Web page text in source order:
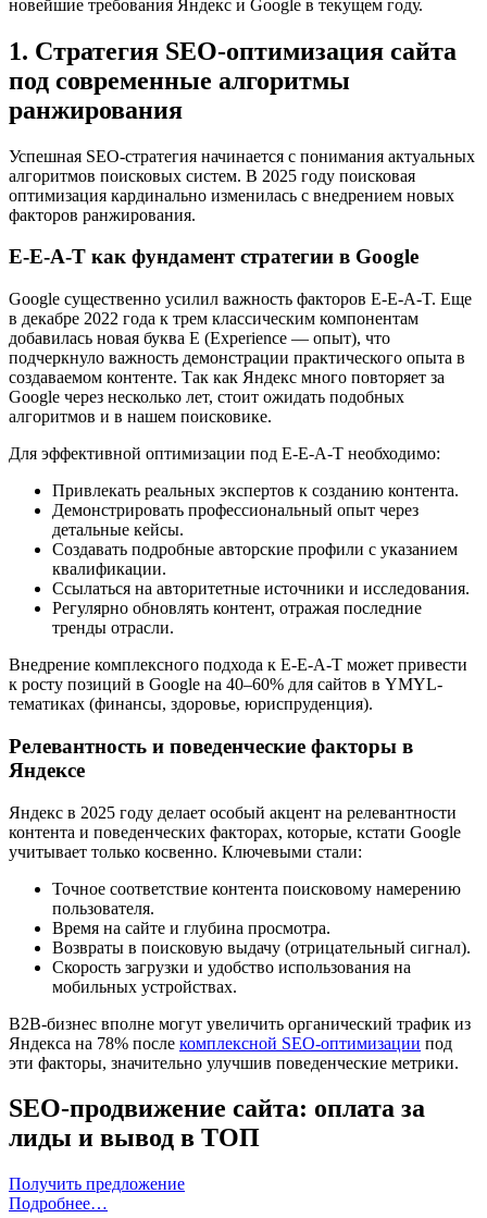
новейшие требования Яндекс и Google в текущем году.
1. Стратегия SEO-оптимизация сайта
под современные алгоритмы
ранжирования
Успешная SEO-стратегия начинается с понимания актуальных
алгоритмов поисковых систем. В 2025 году поисковая
оптимизация кардинально изменилась с внедрением новых
факторов ранжирования.
E-E-A-T как фундамент стратегии в Google
Google существенно усилил важность факторов E-E-A-T. Еще
в декабре 2022 года к трем классическим компонентам
добавилась новая буква E (Experience — опыт), что
подчеркнуло важность демонстрации практического опыта в
создаваемом контенте. Так как Яндекс много повторяет за
Google через несколько лет, стоит ожидать подобных
алгоритмов и в нашем поисковике.
Для эффективной оптимизации под E-E-A-T необходимо:
Привлекать реальных экспертов к созданию контента.
Демонстрировать профессиональный опыт через
детальные кейсы.
Создавать подробные авторские профили с указанием
квалификации.
Ссылаться на авторитетные источники и исследования.
Регулярно обновлять контент, отражая последние
тренды отрасли.
Внедрение комплексного подхода к E-E-A-T может привести
к росту позиций в Google на 40–60% для сайтов в YMYL-
тематиках (финансы, здоровье, юриспруденция).
Релевантность и поведенческие факторы в
Яндексе
Яндекс в 2025 году делает особый акцент на релевантности
контента и поведенческих факторах, которые, кстати Google
учитывает только косвенно. Ключевыми стали:
Точное соответствие контента поисковому намерению
пользователя.
Время на сайте и глубина просмотра.
Возвраты в поисковую выдачу (отрицательный сигнал).
Скорость загрузки и удобство использования на
мобильных устройствах.
B2B-бизнес вполне могут увеличить органический трафик из
Яндекса на 78% после комплексной SEO-оптимизации под
эти факторы, значительно улучшив поведенческие метрики.
SEO-продвижение сайта: оплата за
лиды и вывод в ТОП
Получить предложение
Подробнее…